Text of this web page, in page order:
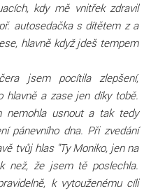
kdy mě vnitřek zdravil
autosedačka s dítětem z a
hlavně když jdeš tempem
jsem pocítila zlepšení,
hlavně a zase jen díky tobě.
nemohla usnout a tak tedy
pánevního dna. Při zvedání
tvůj hlas "Ty Moniko, jen na
než, že jsem tě poslechla.
k vytouženému cíli